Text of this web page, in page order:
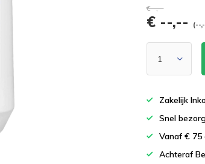
€--,--
€ --,-- (--
Zakelijk
Snel
Vanaf €
Achteraf